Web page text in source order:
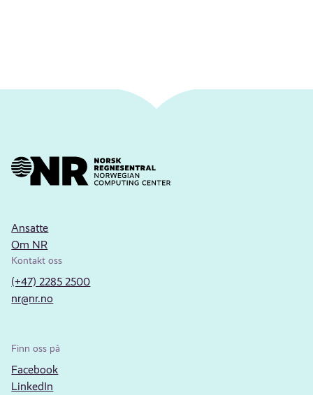
Ansatte
Om NR
Kontakt oss
(+47) 2285 2500
nr@nr.no
Finn oss på
Facebook
LinkedIn